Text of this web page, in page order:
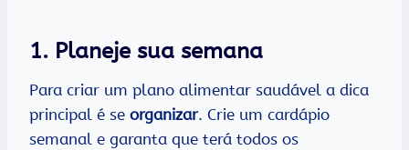
1. Planeje sua semana
Para criar um plano alimentar saudável a dica
principal é se organizar. Crie um cardápio
semanal e garanta que terá todos os